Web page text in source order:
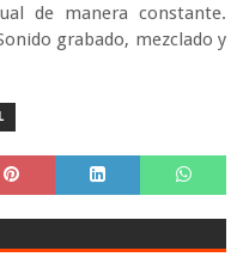
de manera constante.
grabado, mezclado y